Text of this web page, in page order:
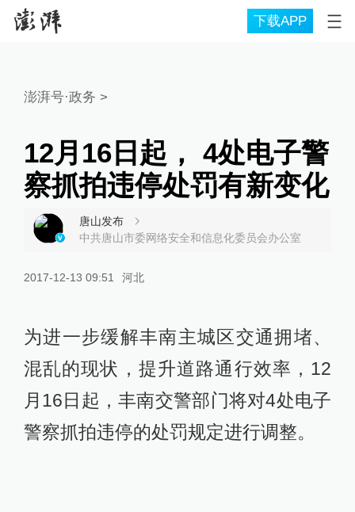
下载APP
澎湃号·政务 >
12月16日起， 4处电子警
察抓拍违停处罚有新变化
唐山发布
中共唐山市委网络安全和信息化委员会办公室
2017-12-13 09:51 河北
为进一步缓解丰南主城区交通拥堵、
混乱的现状，提升道路通行效率，12
月16日起，丰南交警部门将对4处电子
警察抓拍违停的处罚规定进行调整。